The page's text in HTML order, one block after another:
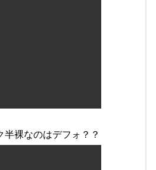
裸なのはデフォ？？